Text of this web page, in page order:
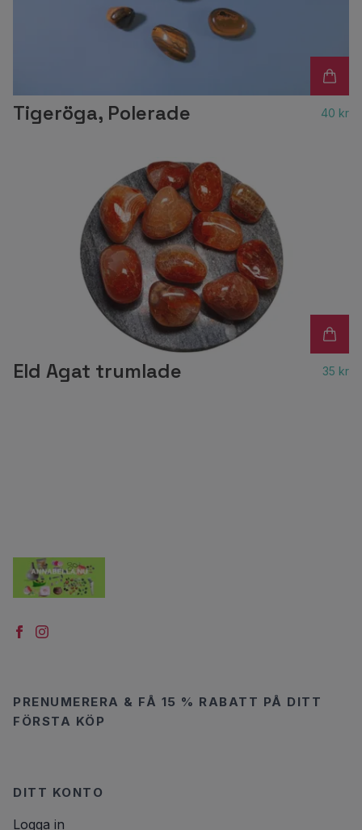
Tigeröga, Polerade 40 kr
Eld Agat trumlade 35 kr
PRENUMERERA & FÅ 15 % RABATT PÅ DITT
FÖRSTA KÖP
DITT KONTO
Logga in